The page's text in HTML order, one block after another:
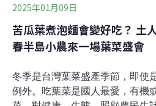
2025年01月09日
苦瓜葉煮泡麵會變好吃？ 土
春半島小農來一場葉菜盛會
冬季是台灣葉菜盛產季節，即使
例外。吃葉菜是國人最愛，有機